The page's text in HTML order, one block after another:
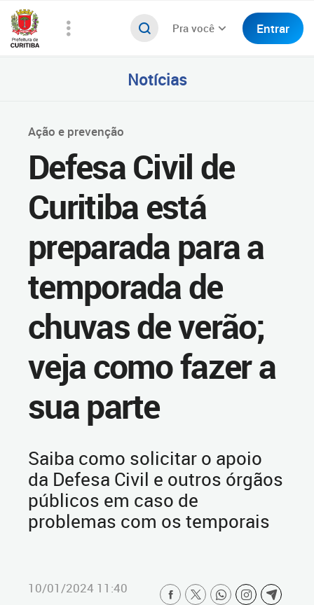
Pra você Entrar
Notícias
Ação e prevenção
Defesa Civil de
Curitiba está
preparada para a
temporada de
chuvas de verão;
veja como fazer a
sua parte
Saiba como solicitar o apoio
da Defesa Civil e outros órgãos
públicos em caso de
problemas com os temporais
10/01/2024 11:40